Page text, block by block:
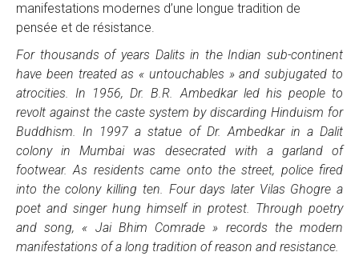
manifestations modernes d’une longue tradition de
pensée et de résistance.
For thousands of years Dalits in the Indian sub-continent
have been treated as « untouchables » and subjugated to
atrocities. In 1956, Dr. B.R. Ambedkar led his people to
revolt against the caste system by discarding Hinduism for
Buddhism. In 1997 a statue of Dr. Ambedkar in a Dalit
colony in Mumbai was desecrated with a garland of
footwear. As residents came onto the street, police fired
into the colony killing ten. Four days later Vilas Ghogre a
poet and singer hung himself in protest. Through poetry
and song, « Jai Bhim Comrade » records the modern
manifestations of a long tradition of reason and resistance.